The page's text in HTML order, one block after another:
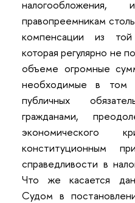
правопреемникам
компенсации из
которая регулярно не
объеме огромные
необходимые в том
публичных
гражданами,
экономического
конституционным
справедливости в
Что же касается
Судом в